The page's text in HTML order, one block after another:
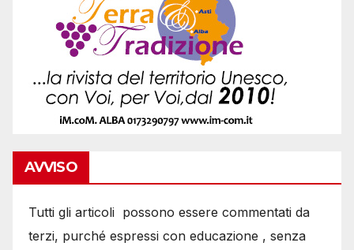
AVVISO
Tutti gli articoli possono essere commentati da
terzi, purché espressi con educazione , senza